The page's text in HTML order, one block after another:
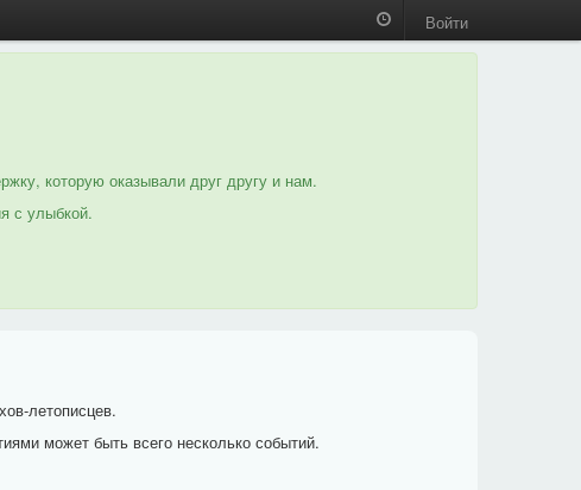
Войти
которую оказывали друг другу и нам.
с улыбкой.
летописцев.
может быть всего несколько событий.